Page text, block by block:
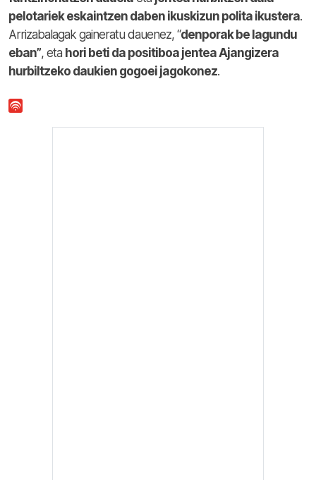
pelotariek eskaintzen daben ikuskizun polita ikustera.
Arrizabalagak gaineratu dauenez, “denporak be lagundu
eban”, eta hori beti da positiboa jentea Ajangizera
hurbiltzeko daukien gogoei jagokonez.